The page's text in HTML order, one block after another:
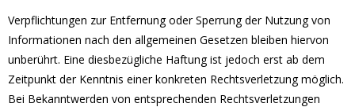
Verpflichtungen zur Entfernung oder Sperrung der Nutzung von
Informationen nach den allgemeinen Gesetzen bleiben hiervon
unberührt. Eine diesbezügliche Haftung ist jedoch erst ab dem
Zeitpunkt der Kenntnis einer konkreten Rechtsverletzung möglich.
Bei Bekanntwerden von entsprechenden Rechtsverletzungen